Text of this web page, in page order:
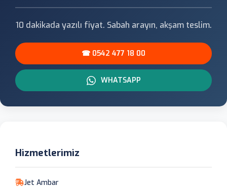
10 dakikada yazılı fiyat. Sabah arayın, akşam teslim.
☎ 0542 477 18 00
WHATSAPP
Hizmetlerimiz
Jet Ambar